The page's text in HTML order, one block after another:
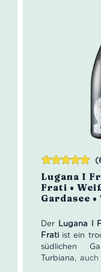
Lugana I
Frati •
Gardasee
Der Lugana I
Fratiist ein
südlichen
Turbiana,
Bewertet
mit5.00von
5